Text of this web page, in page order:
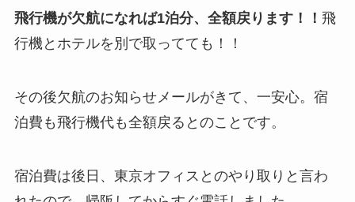
飛行機が欠航になれば1泊分、全額戻ります！！ 飛
行機とホテルを別で取ってても！！
その後欠航のお知らせメールがきて、一安心。宿
泊費も飛行機代も全額戻るとのことです。
宿泊費は後日、東京オフィスとのやり取りと言わ